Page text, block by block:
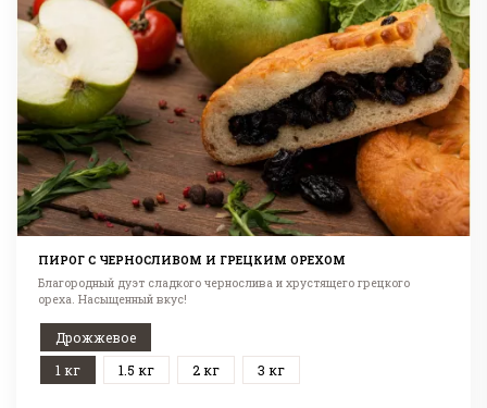
ПИРОГ С ЧЕРНОСЛИВОМ И ГРЕЦКИМ ОРЕХОМ
Благородный дуэт сладкого чернослива и хрустящего грецкого
ореха. Насыщенный вкус!
Дрожжевое
1 кг
1.5 кг 2 кг 3 кг